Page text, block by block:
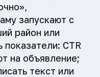
запускают с
район или
CTR
на объявление;
текст или